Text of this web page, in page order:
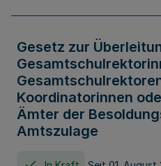
Gesetz zur
Koordinatorinnen
Ämter der
Amtszulage